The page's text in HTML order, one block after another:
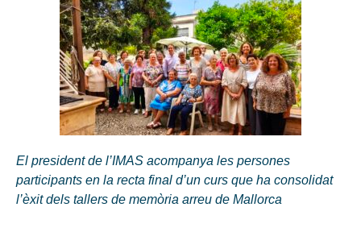
El president de l’IMAS acompanya les persones
participants en la recta final d’un curs que ha consolidat
l’èxit dels tallers de memòria arreu de Mallorca